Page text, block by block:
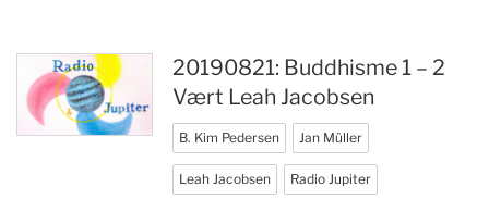
20190821: Buddhisme 1 – 2
Vært Leah Jacobsen
B. Kim Pedersen Jan Müller
Leah Jacobsen Radio Jupiter